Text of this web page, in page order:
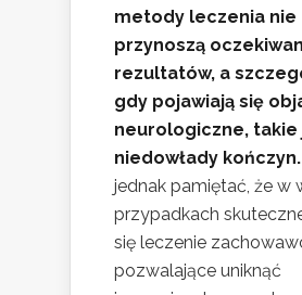
metody leczenia nie
przynoszą
rezultatów, a
gdy pojawiają się
neurologiczne, takie
niedowłady kończyn.
jednak pamiętać, że w
przypadkach
się leczenie
pozwalające uniknąć